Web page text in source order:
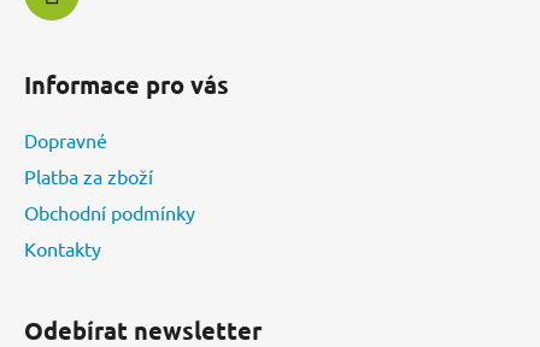
Informace pro vás
Dopravné
Platba za zboží
Obchodní podmínky
Kontakty
Odebírat newsletter